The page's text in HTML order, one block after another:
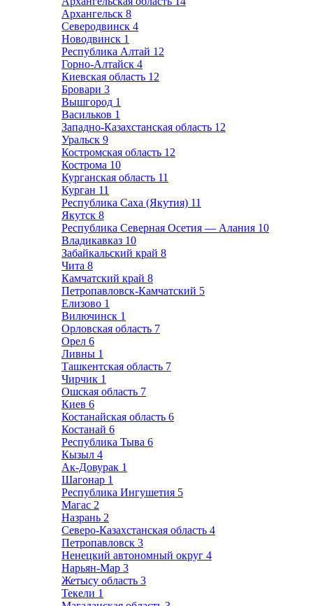
Архангельск 8
Северодвинск 4
Новодвинск 1
Республика Алтай 12
Горно-Алтайск 4
Киевская область 12
Бровари 3
Вышгород 1
Васильков 1
Западно-Казахстанская область 12
Уральск 9
Костромская область 12
Кострома 10
Курганская область 11
Курган 11
Республика Саха (Якутия) 11
Якутск 8
Республика Северная Осетия — Алания 10
Владикавказ 10
Забайкальский край 8
Чита 8
Камчатский край 8
Петропавловск-Камчатский 5
Елизово 1
Вилючинск 1
Орловская область 7
Орел 6
Ливны 1
Ташкентская область 7
Чирчик 1
Ошская область 7
Киев 6
Костанайская область 6
Костанай 6
Республика Тыва 6
Кызыл 4
Ак-Довурак 1
Шагонар 1
Республика Ингушетия 5
Магас 2
Назрань 2
Северо-Казахстанская область 4
Петропавловск 3
Ненецкий автономный округ 4
Нарьян-Мар 3
Жетысу область 3
Текели 1